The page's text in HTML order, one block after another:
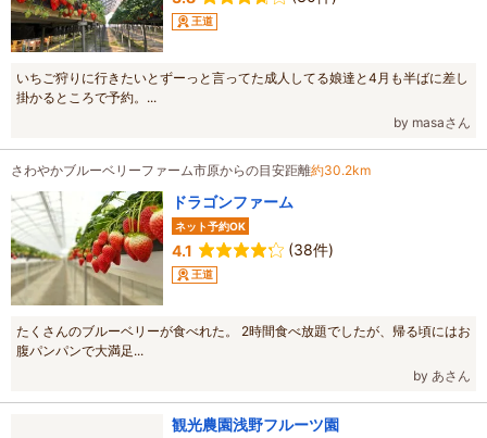
王道
いちご狩りに行きたいとずーっと言ってた成人してる娘達と4月も半ばに差し
掛かるところで予約。...
by masaさん
さわやかブルーベリーファーム市原からの目安距離約30.2km
ドラゴンファーム
ネット予約OK
4.1 (38件)
王道
たくさんのブルーベリーが食べれた。 2時間食べ放題でしたが、帰る頃にはお
腹パンパンで大満足...
by あさん
観光農園浅野フルーツ園